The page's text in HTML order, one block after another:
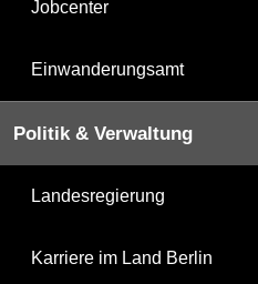
Jobcenter
Einwanderungsamt
Politik & Verwaltung
Landesregierung
Karriere im Land Berlin